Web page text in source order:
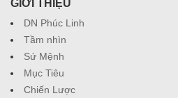
GIỚI THIỆU
DN Phúc Linh
Tầm nhìn
Sứ Mệnh
Mục Tiêu
Chiến Lược